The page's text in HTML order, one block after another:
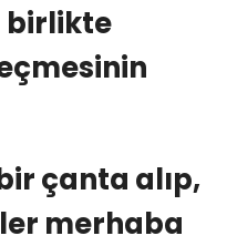
birlikte
çanta alıp,
merhaba